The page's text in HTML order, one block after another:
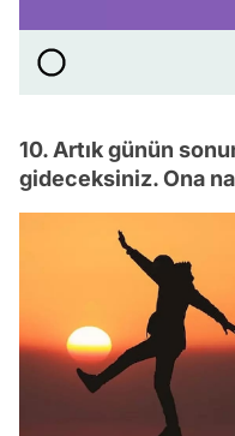
10. Artık günün
gideceksiniz. Ona